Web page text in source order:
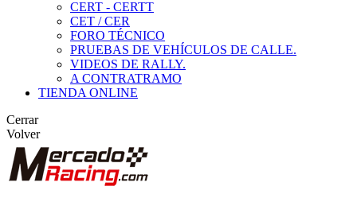
CERT - CERTT
CET / CER
FORO TÉCNICO
PRUEBAS DE VEHÍCULOS DE CALLE.
VIDEOS DE RALLY.
A CONTRATRAMO
TIENDA ONLINE
Cerrar
Volver